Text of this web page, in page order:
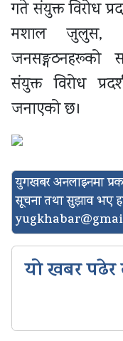
गते संयुक्त विरोध
मशाल जुलुस,
जनसङ्गठनहरूको
संयुक्त विरोध
जनाएको छ।
युगखबर अनलाइनमा
सूचना तथा सुझाव भए
यो खबर